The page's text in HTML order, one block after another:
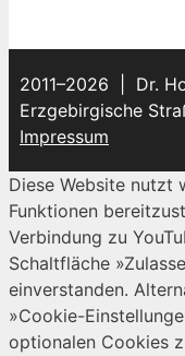
2011–2026 | Dr.
Erzgebirgische
Impressum
Diese Website nutzt
Funktionen
Verbindung zu
Schaltfläche
einverstanden.
»Cookie-
optionalen Cookies